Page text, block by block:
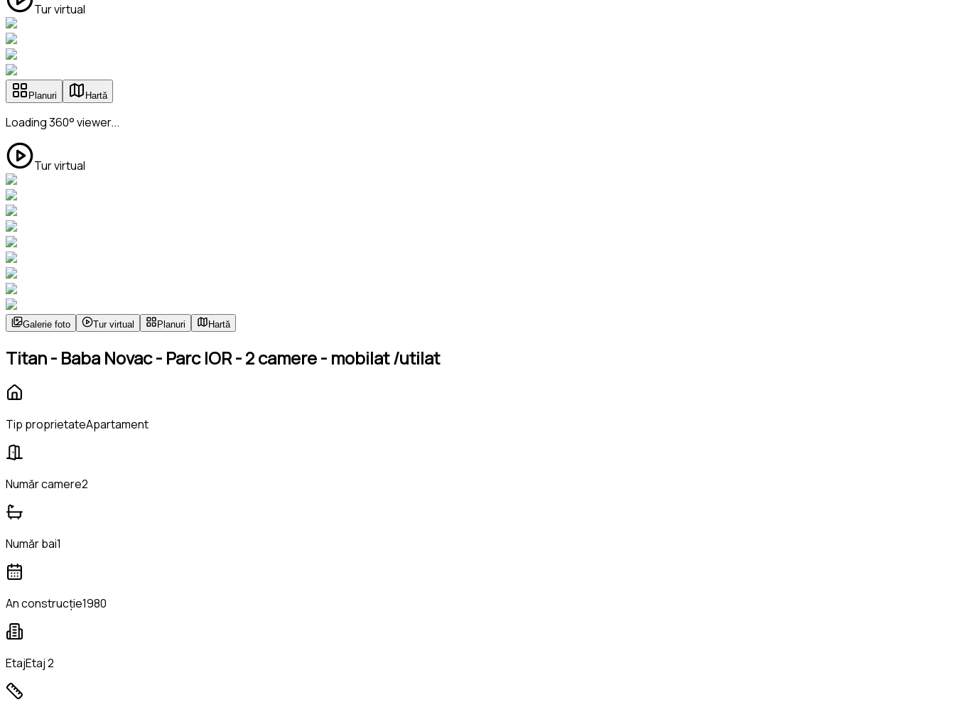
Tur virtual
Planuri Hartă
Loading 360° viewer...
Tur virtual
Galerie foto Tur virtual Planuri Hartă
Titan - Baba Novac - Parc IOR - 2 camere - mobilat /utilat
Tip proprietateApartament
Număr camere2
Număr bai1
An construcție1980
EtajEtaj 2